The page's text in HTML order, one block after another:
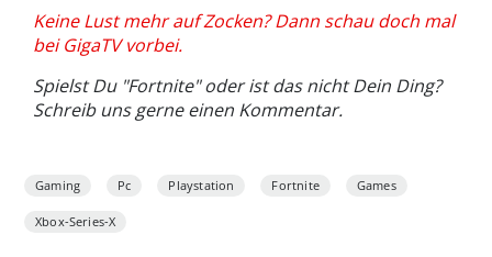
Keine Lust mehr auf Zocken? Dann schau doch mal
bei GigaTV vorbei.
Spielst Du "Fortnite" oder ist das nicht Dein Ding?
Schreib uns gerne einen Kommentar.
Gaming Pc Playstation Fortnite Games
Xbox-Series-X